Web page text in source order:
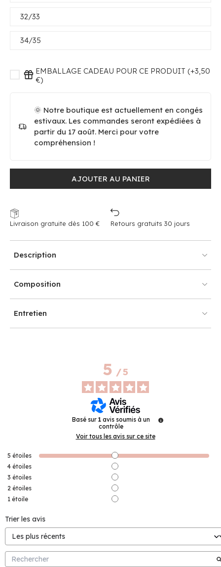
32/33
34/35
EMBALLAGE CADEAU POUR CE PRODUIT (+3,50
€)
🌞 Notre boutique est actuellement en congés
estivaux. Les commandes seront expédiées à
partir du 17 août. Merci pour votre
compréhension !
AJOUTER AU PANIER
Livraison gratuite dès 100 € Retours gratuits 30 jours
Description
Composition
Entretien
5/5
Basé sur 1 avis soumis à un
contrôle
Voir tous les avis sur ce site
5 étoiles
4 étoiles
3 étoiles
2 étoiles
1 étoile
Trier les avis